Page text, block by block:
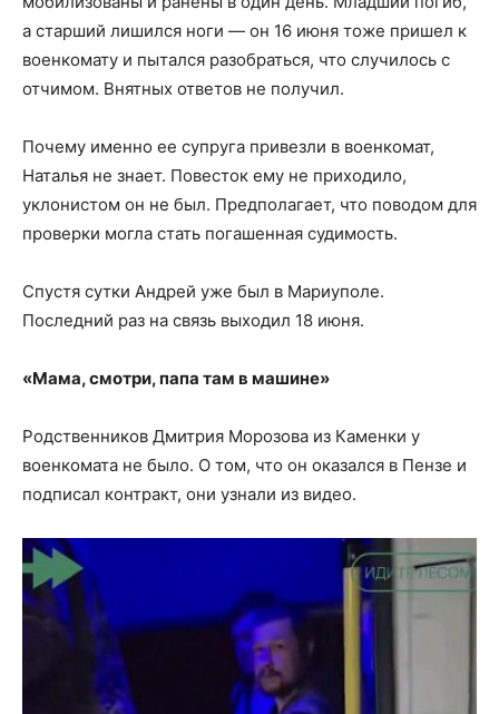
а старший лишился ноги — он 16 июня тоже пришел к
военкомату и пытался разобраться, что случилось с
отчимом. Внятных ответов не получил.
Почему именно ее супруга привезли в военкомат,
Наталья не знает. Повесток ему не приходило,
уклонистом он не был. Предполагает, что поводом для
проверки могла стать погашенная судимость.
Спустя сутки Андрей уже был в Мариуполе.
Последний раз на связь выходил 18 июня.
«Мама, смотри, папа там в машине»
Родственников Дмитрия Морозова из Каменки у
военкомата не было. О том, что он оказался в Пензе и
подписал контракт, они узнали из видео.